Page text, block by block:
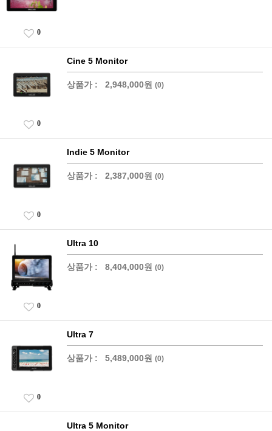
0
Cine 5 Monitor
상품가 : 2,948,000원 (0)
0
Indie 5 Monitor
상품가 : 2,387,000원 (0)
0
Ultra 10
상품가 : 8,404,000원 (0)
0
Ultra 7
상품가 : 5,489,000원 (0)
0
Ultra 5 Monitor